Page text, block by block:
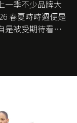
一季不少品牌大
春夏時時週便是
是被受期待看他
幾個季度業績
的愛將
太前的 Demna
而從剛剛推出
Demna 沒這麼